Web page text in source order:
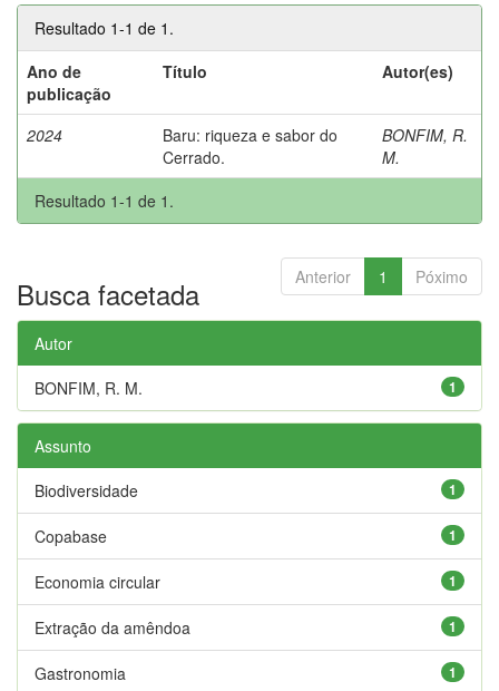
Resultado 1-1 de 1.
Ano de
publicação
Título Autor(es)
2024
Baru: riqueza e sabor do
Cerrado.
BONFIM, R.
M.
Resultado 1-1 de 1.
Anterior 1 Póximo
Busca facetada
Autor
1
BONFIM, R. M.
Assunto
1
Biodiversidade
1
Copabase
1
Economia circular
1
Extração da amêndoa
1
Gastronomia